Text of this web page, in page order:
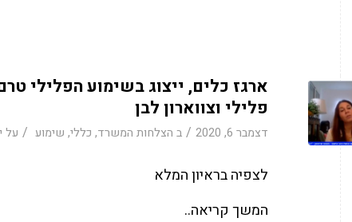
ארגז כלים, ייצוג בשימוע הפלילי
פלילי וצווארון לבן
דצמבר 6, 2020 / ב הצלחות המשרד, כללי, שימוע / על
לצפיה בראיון המלא
המשך קריאה..